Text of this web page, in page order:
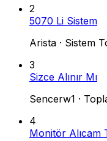
2
5070 Li Sistem
Arista · Sistem
3
Sizce Alınır Mı
Sencerw1 ·
4
Monitör Alıcam